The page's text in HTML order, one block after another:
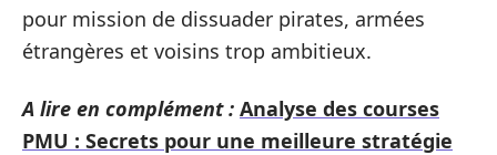
pour mission de dissuader pirates, armées
étrangères et voisins trop ambitieux.
A lire en complément : Analyse des courses
PMU : Secrets pour une meilleure stratégie